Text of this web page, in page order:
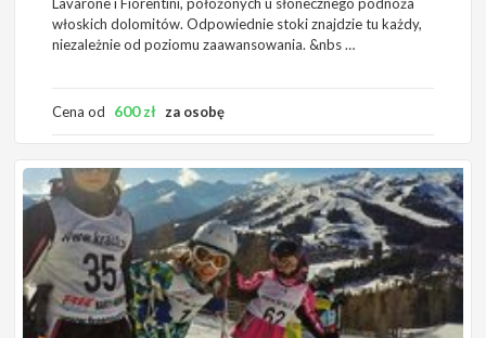
włoskich dolomitów. Odpowiednie stoki znajdzie tu każdy,
niezależnie od poziomu zaawansowania. &nbs …
Cena od 600zł za osobę